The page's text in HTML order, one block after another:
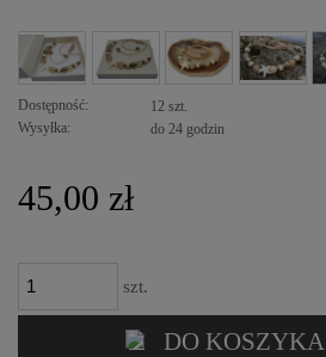
Dostępność:
12 szt.
Wysyłka:
do 24 godzin
45,00 zł
szt.
DO KOSZYKA